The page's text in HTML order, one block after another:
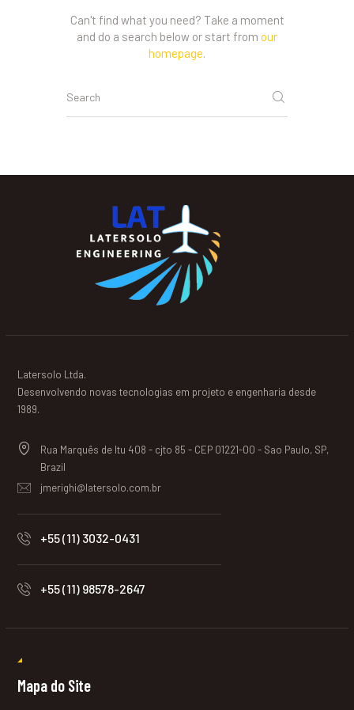
Can't find what you need? Take a moment
and do a search below or start from our
homepage.
Latersolo Ltda.
Desenvolvendo novas tecnologias em projeto e engenharia desde
1989.
Rua Marquês de Itu 408 - cjto 85 - CEP 01221-00 - Sao Paulo, SP,
Brazil
jmerighi@latersolo.com.br
+55 (11) 3032-0431
+55 (11) 98578-2647
Mapa do Site